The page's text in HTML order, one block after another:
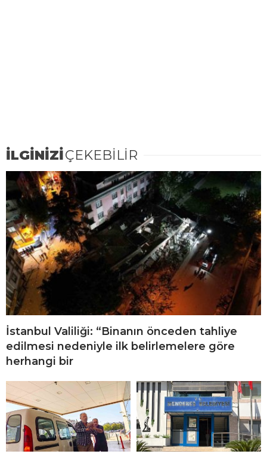
İLGİNİZİÇEKEBİLİR
İstanbul Valiliği: “Binanın önceden tahliye
edilmesi nedeniyle ilk belirlemelere göre
herhangi bir